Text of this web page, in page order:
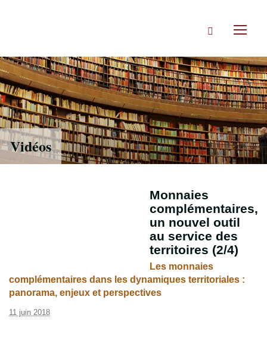
Rechercher
Vidéos
Monnaies
complémentaires,
un nouvel outil
au service des
territoires (2/4)
Les monnaies
complémentaires dans les dynamiques territoriales :
panorama, enjeux et perspectives
11 juin 2018